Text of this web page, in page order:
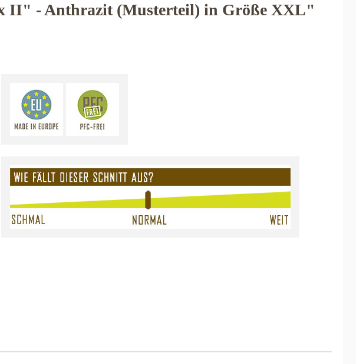
II" - Anthrazit (Musterteil) in Größe XXL"